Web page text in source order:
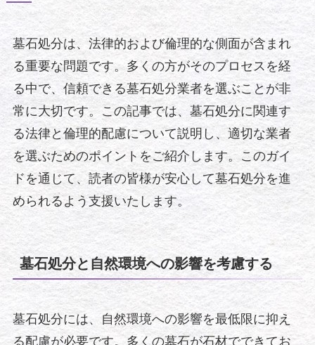
墓石処分は、法律的および倫理的な側面が含まれ
る重要な問題です。多くの方がそのプロセスを経
る中で、信頼できる墓石処分業者を選ぶことが非
常に大切です。この記事では、墓石処分に関連す
る法律と倫理的配慮について説明し、適切な業者
を選ぶためのポイントをご紹介します。このガイ
ドを通じて、読者の皆様が安心して墓石処分を進
められるよう支援いたします。
墓石処分と自然環境への影響を考慮する
墓石処分には、自然環境への影響を最低限に抑え
る配慮が必要です。多くの墓石が石材でできてお